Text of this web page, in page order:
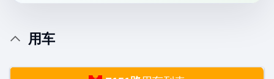
用车